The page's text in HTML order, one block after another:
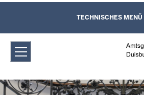
Amtsgericht Duisburg-
Sitzungstermine
Direkt zum Inhalt
Leichte Sprache,
und Kontaktformular
TECHNISCHES MENÜ